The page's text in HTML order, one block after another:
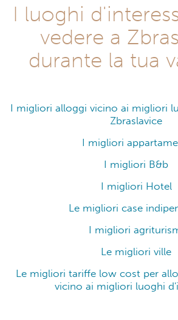
I luoghi
vedere a
durante la tua
I migliori alloggi vicino ai migliori
Zbraslavice
I migliori
I migliori B&b
I migliori Hotel
Le migliori case
I migliori
Le migliori ville
Le migliori tariffe low cost per
vicino ai migliori luoghi